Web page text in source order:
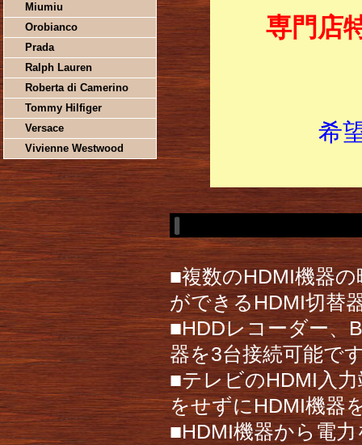
Miumiu
Orobianco
Prada
Ralph Lauren
Roberta di Camerino
Tommy Hilfiger
Versace
Vivienne Westwood
専門店
希
■複数のHDMI機器
ができるHDMI切替
■HDDレコーダー、
器を3台接続可能で
■テレビのHDMI入
をせずにHDMI機器
■HDMI機器から電